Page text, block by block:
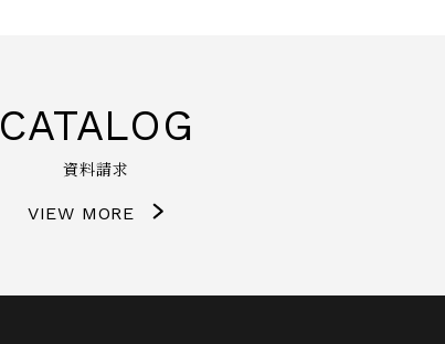
CATALOG
資料請求
VIEW MORE